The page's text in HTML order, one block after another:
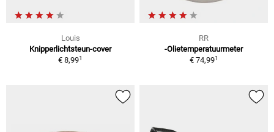
Louis
Knipperlichtsteun-cover
€ 8,991
RR
-Olietemperatuurmeter
€ 74,991